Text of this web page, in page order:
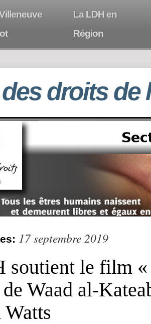
La LDH en
Région
droits de
17 septembre 2019
soutient le film «
Waad al-